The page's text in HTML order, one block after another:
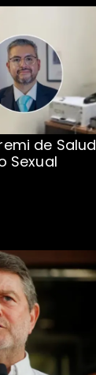
de Salud
Sexual